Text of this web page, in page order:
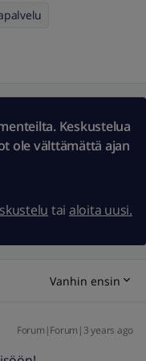
Keskustelua
ole välttämättä ajan
tai aloita uusi.
Vanhin ensin
Forum|Forum|3 years ago